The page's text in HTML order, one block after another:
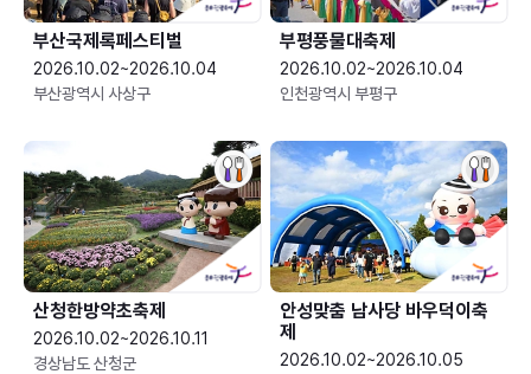
부산국제록페스티벌
2026.10.02~2026.10.04
부산광역시 사상구
부평풍물대축제
2026.10.02~2026.10.04
인천광역시 부평구
산청한방약초축제
2026.10.02~2026.10.11
경상남도 산청군
안성맞춤 남사당 바우덕이축
제
2026.10.02~2026.10.05